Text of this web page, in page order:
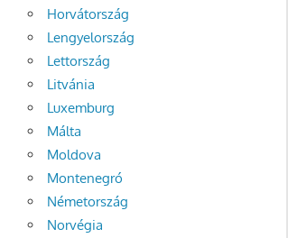
Horvátország
Lengyelország
Lettország
Litvánia
Luxemburg
Málta
Moldova
Montenegró
Németország
Norvégia